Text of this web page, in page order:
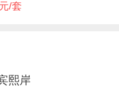
/套
熙岸